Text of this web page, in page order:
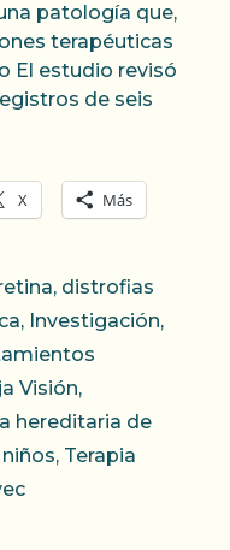
patología que,
terapéuticas
El estudio revisó
de seis
X Más
, distrofias
, Investigación,
Visión,
hereditaria de
niños, Terapia